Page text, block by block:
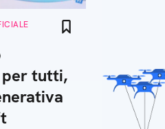
tutti,